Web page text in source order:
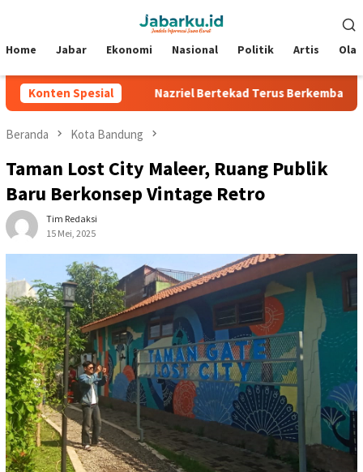
Mobile
Home Jabar Ekonomi Nasional Politik Artis
Konten SpesialNazriel Bertekad Terus Berkembang, Siap
Beranda Kota Bandung
Taman Lost City Maleer, Ruang Publik
Baru Berkonsep Vintage Retro
Tim Redaksi
15 Mei, 2025